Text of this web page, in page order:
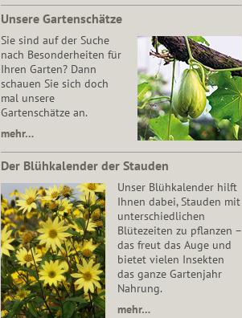
Unsere Gartenschätze
Sie sind auf der Suche
nach Besonderheiten für
Ihren Garten? Dann
schauen Sie sich doch
mal unsere
Gartenschätze an.
mehr…
Der Blühkalender der Stauden
Unser Blühkalender hilft
Ihnen dabei, Stauden mit
unterschiedlichen
Blütezeiten zu pflanzen –
das freut das Auge und
bietet vielen Insekten
das ganze Gartenjahr
Nahrung.
mehr…